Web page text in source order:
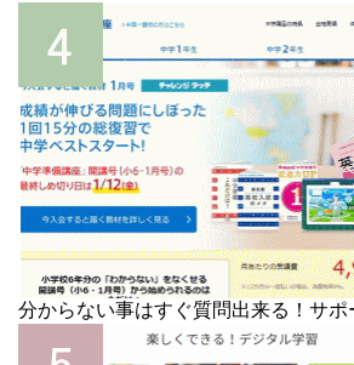
分からない事はすぐ質問出来る！サポ